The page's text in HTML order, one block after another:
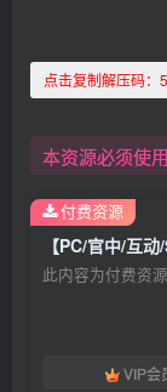
点击复制解压码：
本资源必须使
此内容为付费资
VIP会
付费资源